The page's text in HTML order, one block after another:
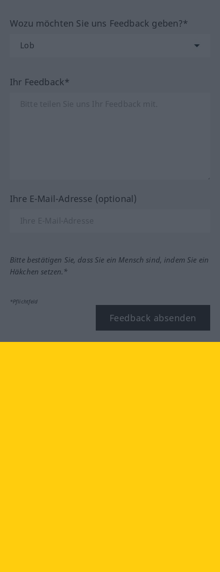
Wozu möchten Sie uns Feedback geben?*
Ihr Feedback*
Ihre E-Mail-Adresse (optional)
Bitte bestätigen Sie, dass Sie ein Mensch sind, indem Sie ein
Häkchen setzen.*
*Pflichtfeld
Feedback absenden